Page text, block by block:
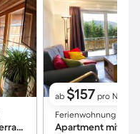
Ferienhaus mit Grill, Sauna und Terrasse
ab $157 pro Nacht
Ferienwohnung ∙ 4
Apartment mit